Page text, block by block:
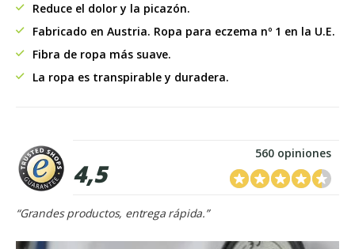
Reduce el dolor y la picazón.
Fabricado en Austria. Ropa para eczema nº 1 en la U.E.
Fibra de ropa más suave.
La ropa es transpirable y duradera.
4,5
560 opiniones
“Grandes productos, entrega rápida.”